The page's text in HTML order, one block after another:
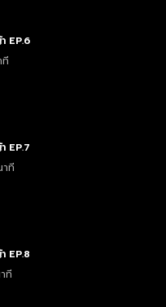
EP.6
ที
EP.7
ที
EP.8
ที